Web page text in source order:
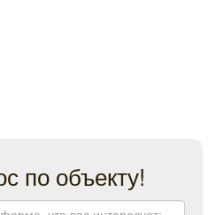
по объекту!